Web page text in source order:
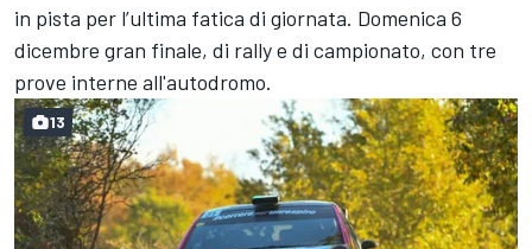
in pista per l’ultima fatica di giornata. Domenica 6
dicembre gran finale, di rally e di campionato, con tre
prove interne all'autodromo.
13